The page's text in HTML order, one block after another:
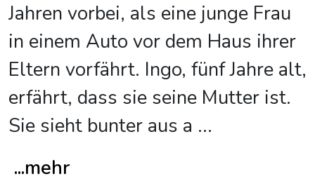
Jahren vorbei, als eine junge Frau
in einem Auto vor dem Haus ihrer
Eltern vorfährt. Ingo, fünf Jahre alt,
erfährt, dass sie seine Mutter ist.
Sie sieht bunter aus a ...
...mehr